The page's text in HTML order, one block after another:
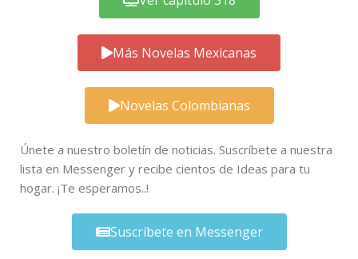
Más Novelas Mexicanas
Novelas Colombianas
Únete a nuestro boletín de noticias. Suscríbete a nuestra
lista en Messenger y recibe cientos de Ideas para tu
hogar. ¡Te esperamos..!
Suscríbete en Messenger